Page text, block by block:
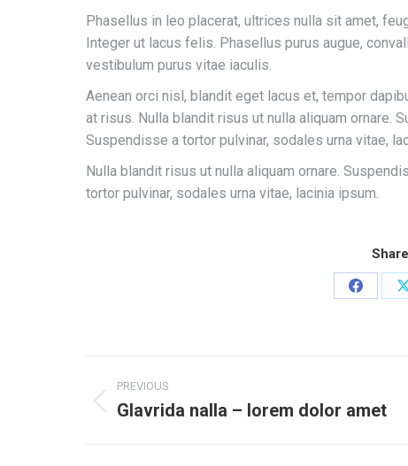
Phasellus in leo placerat, ultrices nulla sit amet,
Integer ut lacus felis. Phasellus purus augue,
vestibulum purus vitae iaculis.
Aenean orci nisl, blandit eget lacus et, tempor
at risus. Nulla blandit risus ut nulla aliquam ornare.
Suspendisse a tortor pulvinar, sodales urna vitae,
Nulla blandit risus ut nulla aliquam ornare.
tortor pulvinar, sodales urna vitae, lacinia ipsum.
Share
navigation
PREVIOUS
Previous
Glavrida nalla – lorem dolor amet